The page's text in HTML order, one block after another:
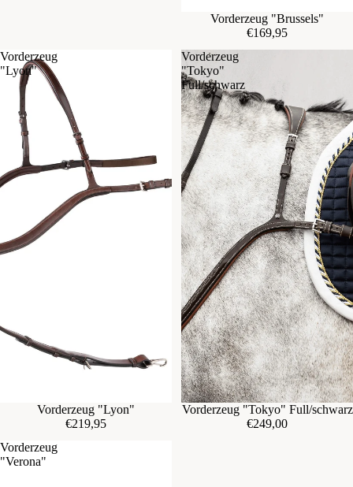
Vorderzeug "Brussels"
€169,95
Vorderzeug
"Lyon"
Vorderzeug "Lyon"
€219,95
Vorderzeug
"Tokyo"
Full/schwarz
Vorderzeug "Tokyo" Full/schwarz
€249,00
Vorderzeug
"Verona"